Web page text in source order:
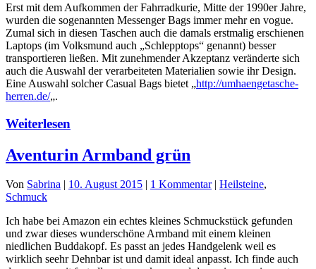
Erst mit dem Aufkommen der Fahrradkurie, Mitte der 1990er Jahre,
wurden die sogenannten Messenger Bags immer mehr en vogue.
Zumal sich in diesen Taschen auch die damals erstmalig erschienen
Laptops (im Volksmund auch „Schlepptops“ genannt) besser
transportieren ließen. Mit zunehmender Akzeptanz veränderte sich
auch die Auswahl der verarbeiteten Materialien sowie ihr Design.
Eine Auswahl solcher Casual Bags bietet „http://umhaengetasche-
herren.de/„.
Weiterlesen
Aventurin Armband grün
Von Sabrina | 10. August 2015 | 1 Kommentar| Heilsteine,
Schmuck
Ich habe bei Amazon ein echtes kleines Schmuckstück gefunden
und zwar dieses wunderschöne Armband mit einem kleinen
niedlichen Buddakopf. Es passt an jedes Handgelenk weil es
wirklich seehr Dehnbar ist und damit ideal anpasst. Ich finde auch